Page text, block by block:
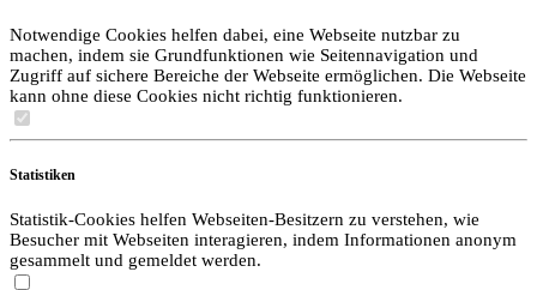
Notwendige Cookies helfen dabei, eine Webseite nutzbar zu
machen, indem sie Grundfunktionen wie Seitennavigation und
Zugriff auf sichere Bereiche der Webseite ermöglichen. Die Webseite
kann ohne diese Cookies nicht richtig funktionieren.
Statistiken
Statistik-Cookies helfen Webseiten-Besitzern zu verstehen, wie
Besucher mit Webseiten interagieren, indem Informationen anonym
gesammelt und gemeldet werden.